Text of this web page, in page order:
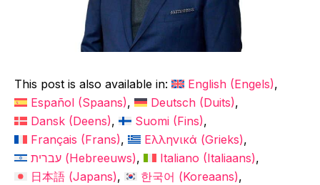
This post is also available in: English(Engels)
Español(Spaans) Deutsch(Duits)
Dansk(Deens) Suomi(Fins)
Français (Frans) Ελληνικά (Grieks)
עברית(Hebreeuws) Italiano (Italiaans)
日本語(Japans) 한국어 (Koreaans)